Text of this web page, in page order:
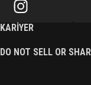
KARIYER
DO NOT SELL OR